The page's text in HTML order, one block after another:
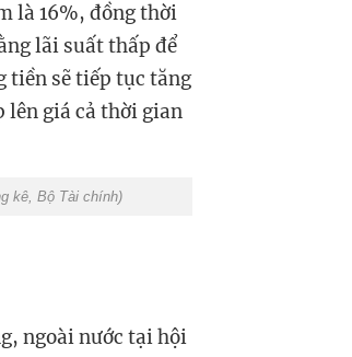
là 16%, đồng thời
lãi suất thấp để
tiền sẽ tiếp tục tăng
lên giá cả thời gian
kê, Bộ Tài chính)
ngoài nước tại hội